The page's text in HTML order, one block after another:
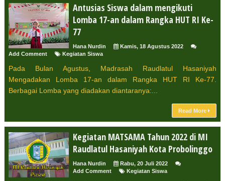
Antusias Siswa dalam mengikuti
Lomba 17-an dalam Rangka HUT RI Ke-
77
Hana Nurdin
Kamis, 18 Agustus 2022
Add Comment
Kegiatan Siswa
Pada Bulan Agustus, Madrasah Raudlatul Hasaniyah
Mengadakan Lomba 17-an dalam Rangka HUT RI Ke-77.
Berbagai Lomba yang diadakan diantaranya:...
Read More
Kegiatan MATSAMA Tahun 2022 di MI
Raudlatul Hasaniyah Kota Probolinggo
Hana Nurdin
Rabu, 20 Juli 2022
Add Comment
Kegiatan Siswa